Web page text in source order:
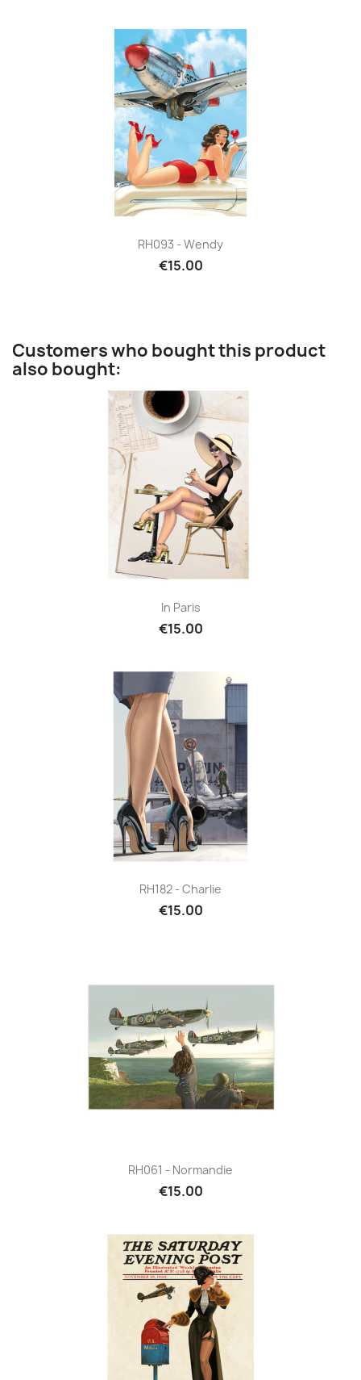
RH093 - Wendy
€15.00
Customers who bought this product
also bought:
In Paris
€15.00
RH182 - Charlie
€15.00
RH061 - Normandie
€15.00